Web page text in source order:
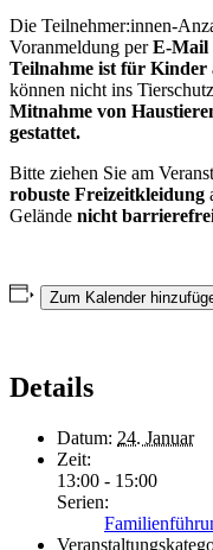
Die Teilnehmer:innen-
Voranmeldung perE-Mail
Teilnahme ist für Kinder
können nicht ins
Mitnahme von
gestattet.
Bitte ziehen Sie am
robuste Freizeitkleidung
Gelände nicht
Zum Kalender
Details
Datum: 24. Januar
Zeit:
13:00 - 15:00
Serien: